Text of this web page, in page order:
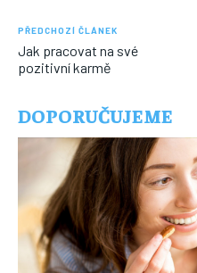
PŘEDCHOZÍ ČLÁNEK
Jak pracovat na své
pozitivní karmě
DOPORUČUJEME